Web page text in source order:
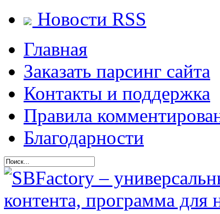
Новости RSS
Главная
Заказать парсинг сайта
Контакты и поддержка
Правила
Благодарности